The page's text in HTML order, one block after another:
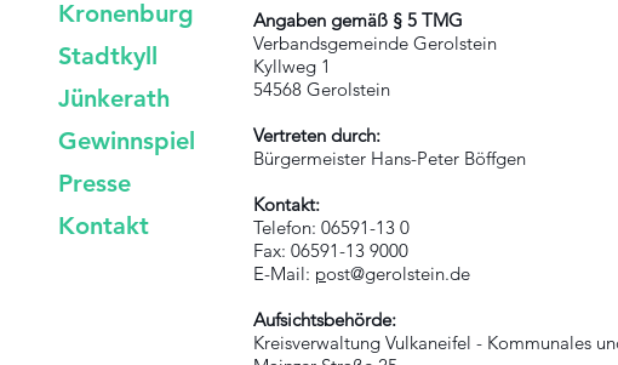
Kronenburg
Stadtkyll
Jünkerath
Gewinnspiel
Presse
Kontakt
Angaben gemäß § 5 TMG
Verbandsgemeinde Gerolstein
Kyllweg 1
54568 Gerolstein
Vertreten durch:
Bürgermeister Hans-Peter Böffgen
Kontakt:
Telefon: 06591-13 0
Fax: 06591-13 9000
E-Mail: post@gerolstein.de
Aufsichtsbehörde:
Kreisverwaltung Vulkaneifel - Kommunales